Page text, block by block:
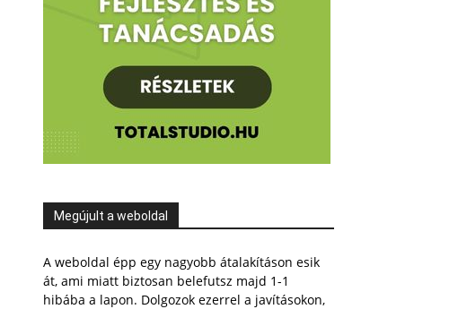
Megújult a weboldal
A weboldal épp egy nagyobb átalakításon esik
át, ami miatt biztosan belefutsz majd 1-1
hibába a lapon. Dolgozok ezerrel a javításokon,